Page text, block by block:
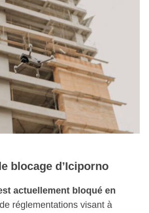
blocage d’Iciporno
actuellement bloqué en
réglementations visant à